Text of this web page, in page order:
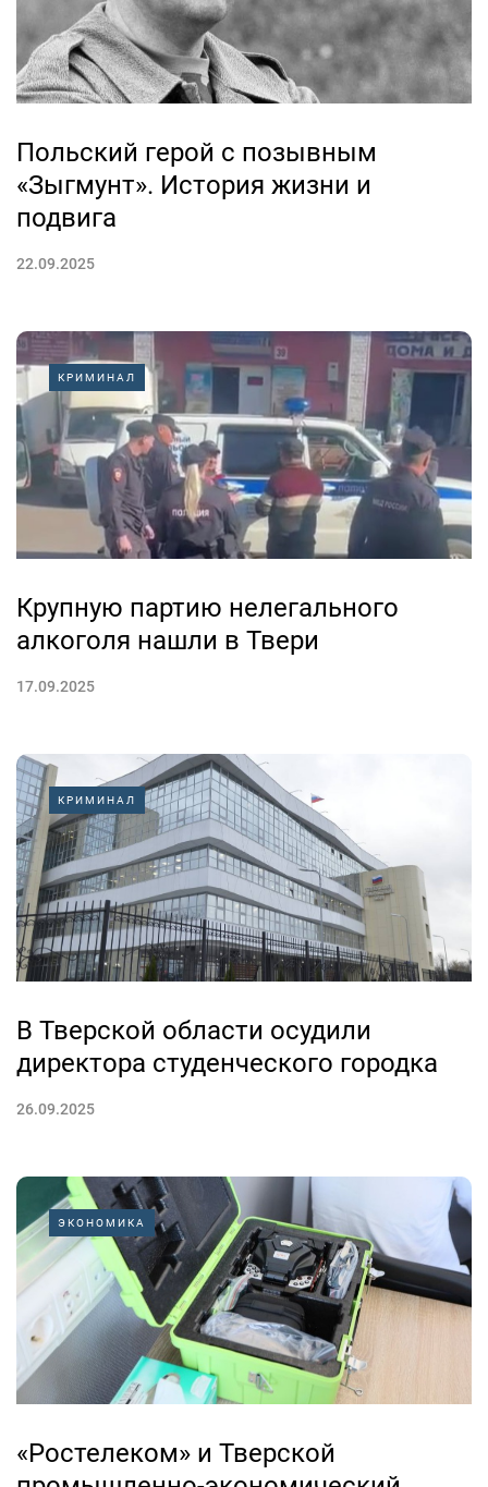
Польский герой с позывным
«Зыгмунт». История жизни и
подвига
22.09.2025
КРИМИНАЛ
Крупную партию нелегального
алкоголя нашли в Твери
17.09.2025
КРИМИНАЛ
В Тверской области осудили
директора студенческого городка
26.09.2025
ЭКОНОМИКА
«Ростелеком» и Тверской